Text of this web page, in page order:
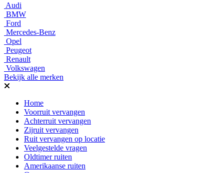
Audi
BMW
Ford
Mercedes-Benz
Opel
Peugeot
Renault
Volkswagen
Bekijk alle merken
Home
Voorruit vervangen
Achterruit vervangen
Zijruit vervangen
Ruit vervangen op locatie
Veelgestelde vragen
Oldtimer ruiten
Amerikaanse ruiten